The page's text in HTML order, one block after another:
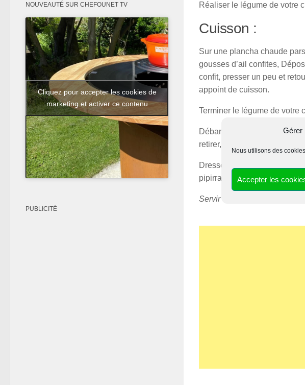
Gérer
Nous utilisons des
Accepter les
Réaliser le légume de votre
Cuisson :
Sur une plancha chaude
gousses d’ail confites,
confit, presser un peu et
appoint de cuisson.
Terminer le légume de votre
Débarrasser avec les
retirer, laisser reposer de 5 à
Dresser avec les herbes et
pipirrana au citron caviar.
Servir un Saint Emilion pour
NOUVEAUTÉ SUR CHEFOUNET TV
Cliquez pour accepter les cookies de
marketing et activer ce contenu
PUBLICITÉ